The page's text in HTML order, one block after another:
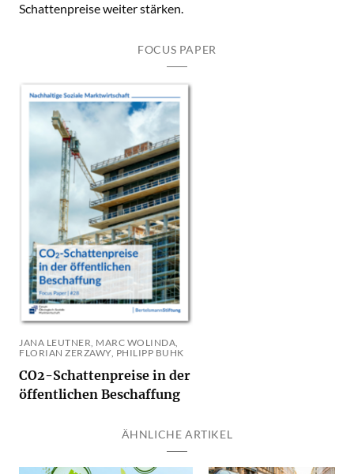
Schattenpreise weiter stärken.
FOCUS PAPER
JANA LEUTNER, MARC WOLINDA,
FLORIAN ZERZAWY, PHILIPP BUHK
CO2-Schattenpreise in der
öffentlichen Beschaffung
ÄHNLICHE ARTIKEL